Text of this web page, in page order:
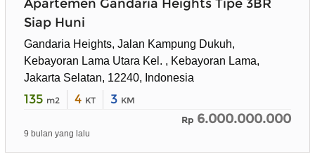
Apartemen Gandaria Heights Tipe 3BR
Siap Huni
Gandaria Heights, Jalan Kampung Dukuh,
Kebayoran Lama Utara Kel. , Kebayoran Lama,
Jakarta Selatan, 12240, Indonesia
135 m2 4 KT 3 KM
Rp 6.000.000.000
9 bulan yang lalu